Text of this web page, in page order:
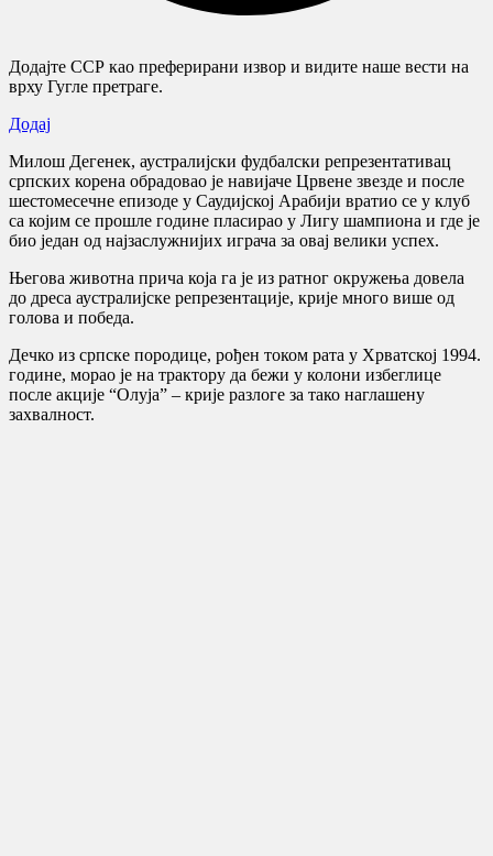
Додајте ССР као преферирани извор и видите наше вести на
врху Гугле претраге.
Додај
Милош Дегенек, аустралијски фудбалски репрезентативац
српских корена обрадовао је навијаче Црвене звезде и после
шестомесечне епизоде у Саудијској Арабији вратио се у клуб
са којим се прошле године пласирао у Лигу шампиона и где је
био један од најзаслужнијих играча за овај велики успех.
Његова животна прича која га је из ратног окружења довела
до дреса аустралијске репрезентације, крије много више од
голова и победа.
Дечко из српске породице, рођен током рата у Хрватској 1994.
године, морао је на трактору да бежи у колони избеглице
после акције “Олуја” – крије разлоге за тако наглашену
захвалност.